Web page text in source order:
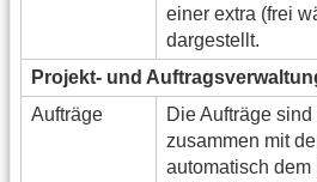
einer extra (frei
dargestellt.
Projekt- und
Aufträge
Die Aufträge
zusammen mit
automatisch dem